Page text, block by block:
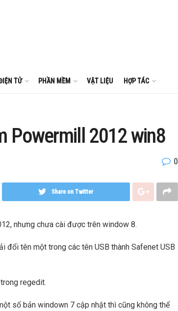
TỬ PHẦN MỀM VẬT LIỆU HỢP TÁC
Powermill 2012 win8
0
Share on Twitter
nhưng chưa cài được trên window 8.
tên một trong các tên USB thành Safenet USB
regedit.
số bản windown 7 cập nhật thì cũng không thể